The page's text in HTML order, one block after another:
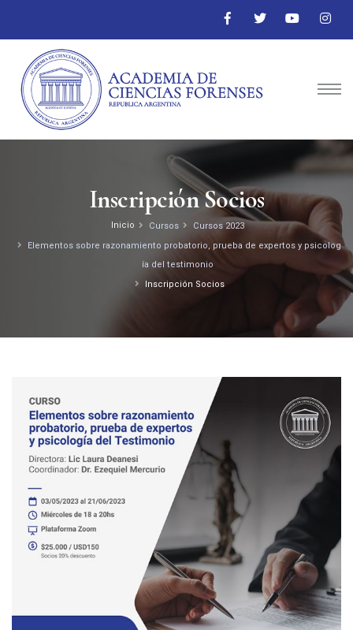
Inicio Cursos
Cursos 2023
Elementos sobre razonamiento probatorio, prueba de expertos y psicolog
ía del testimonio
Inscripción Socios
Inscripción Socios